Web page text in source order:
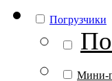
Погрузчики
Мини-